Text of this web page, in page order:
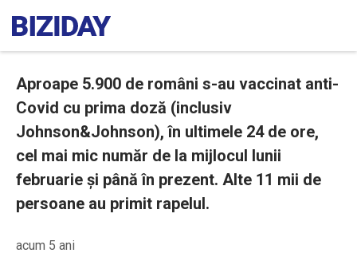
Aproape 5.900 de români s-au vaccinat anti-
Covid cu prima doză (inclusiv
Johnson&Johnson), în ultimele 24 de ore,
cel mai mic număr de la mijlocul lunii
februarie și până în prezent. Alte 11 mii de
persoane au primit rapelul.
acum 5 ani